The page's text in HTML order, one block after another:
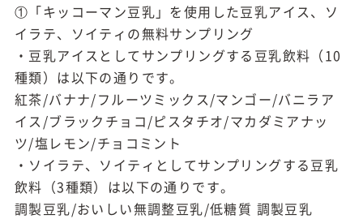
①「キッコーマン豆乳」を使用した豆乳アイス、ソ
イラテ、ソイティの無料サンプリング
・豆乳アイスとしてサンプリングする豆乳飲料（10
種類）は以下の通りです。
紅茶/バナナ/フルーツミックス/マンゴー/バニラア
イス/ブラックチョコ/ピスタチオ/マカダミアナッ
ツ/塩レモン/チョコミント
・ソイラテ、ソイティとしてサンプリングする豆乳
飲料（3種類）は以下の通りです。
調製豆乳/おいしい無調整豆乳/低糖質 調製豆乳